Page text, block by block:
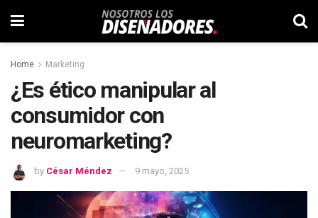
Home Marketing
¿Es ético manipular al
consumidor con
neuromarketing?
by César Méndez 9 mayo, 2025